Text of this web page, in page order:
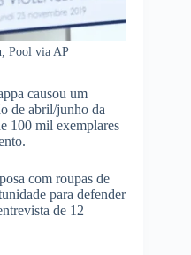
Pool via AP
causou um
de abril/junho da
100 mil exemplares
com roupas de
para defender
de 12